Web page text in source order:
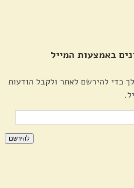
באמצעות המייל
כדי להירשם לאתר ולקבל הודעות
להירשם